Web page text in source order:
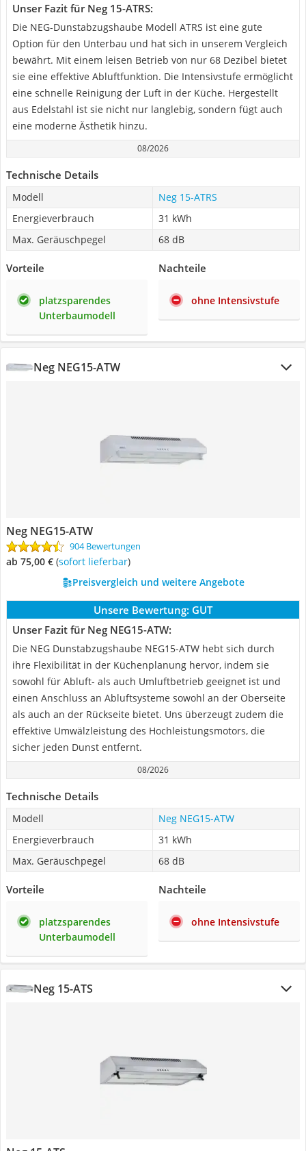
Unser Fazit für Neg 15-ATRS:
Die NEG-Dunstabzugshaube Modell ATRS ist eine gute
Option für den Unterbau und hat sich in unserem Vergleich
bewährt. Mit einem leisen Betrieb von nur 68 Dezibel bietet
sie eine effektive Abluftfunktion. Die Intensivstufe ermöglicht
eine schnelle Reinigung der Luft in der Küche. Hergestellt
aus Edelstahl ist sie nicht nur langlebig, sondern fügt auch
eine moderne Ästhetik hinzu.
08/2026
Technische Details
Modell
Neg 15-ATRS
Energieverbrauch
31 kWh
Max. Geräuschpegel
68 dB
Vorteile
platzsparendes
Unterbaumodell
Nachteile
ohne Intensivstufe
Neg NEG15-ATW
Neg NEG15-ATW
904 Bewertungen
ab 75,00 € ( Sofort lieferbar)
Preisvergleich und weitere Angebote
Unsere Bewertung: GUT
Unser Fazit für Neg NEG15-ATW:
Die NEG Dunstabzugshaube NEG15-ATW hebt sich durch
ihre Flexibilität in der Küchenplanung hervor, indem sie
sowohl für Abluft- als auch Umluftbetrieb geeignet ist und
einen Anschluss an Abluftsysteme sowohl an der Oberseite
als auch an der Rückseite bietet. Uns überzeugt zudem die
effektive Umwälzleistung des Hochleistungsmotors, die
sicher jeden Dunst entfernt.
08/2026
Technische Details
Modell
Neg NEG15-ATW
Energieverbrauch
31 kWh
Max. Geräuschpegel
68 dB
Vorteile
platzsparendes
Unterbaumodell
Nachteile
ohne Intensivstufe
Neg 15-ATS